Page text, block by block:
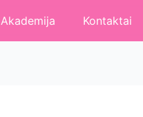
Akademija Kontaktai